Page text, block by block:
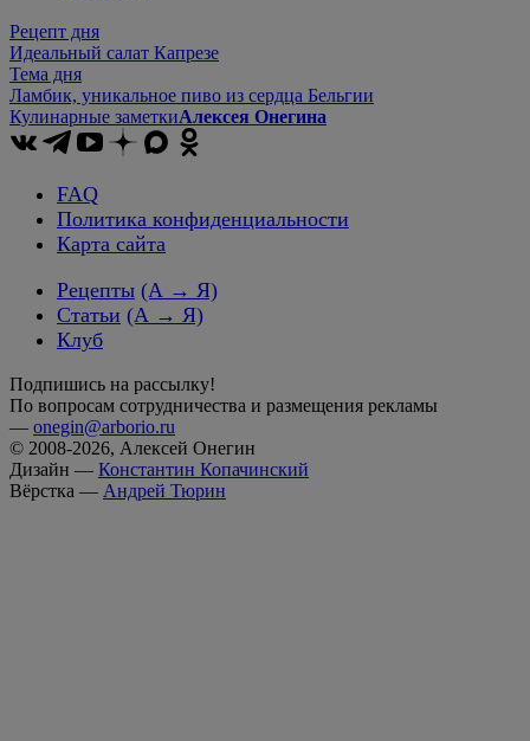
Рецепт дня
Идеальный салат Капрезе
Тема дня
Ламбик, уникальное пиво из сердца Бельгии
Кулинарные заметкиАлексея Онегина
FAQ
Политика конфиденциальности
Карта сайта
Рецепты (А → Я)
Статьи (А → Я)
Клуб
Подпишись на рассылку!
По вопросам сотрудничества и размещения рекламы
— onegin@arborio.ru
© 2008-2026, Алексей Онегин
Дизайн — Константин Копачинский
Вёрстка — Андрей Тюрин